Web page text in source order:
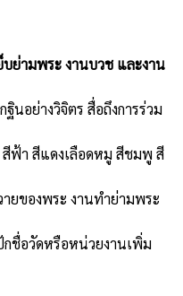
ย่ามพระ งานบวช และงาน
นอย่างวิจิตร สื่อถึงการร่วม
สีฟ้า สีแดงเลือดหมู สีชมพู สี
ยของพระ งานทำย่ามพระ
ชื่อวัดหรือหน่วยงานเพิ่ม